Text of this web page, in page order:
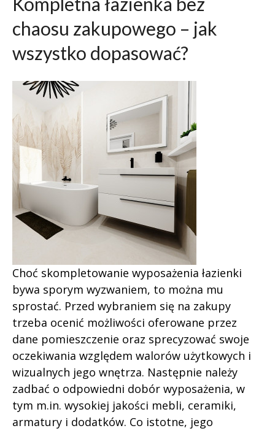
chaosu zakupowego – jak
wszystko dopasować?
Choć skompletowanie wyposażenia łazienki
bywa sporym wyzwaniem, to można mu
sprostać. Przed wybraniem się na zakupy
trzeba ocenić możliwości oferowane przez
dane pomieszczenie oraz sprecyzować swoje
oczekiwania względem walorów użytkowych i
wizualnych jego wnętrza. Następnie należy
zadbać o odpowiedni dobór wyposażenia, w
tym m.in. wysokiej jakości mebli, ceramiki,
armatury i dodatków. Co istotne, jego